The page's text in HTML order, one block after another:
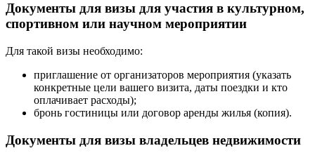
Документы для визы для участия в культурном,
спортивном или научном мероприятии
Для такой визы необходимо:
приглашение от организаторов мероприятия (указать
конкретные цели вашего визита, даты поездки и кто
оплачивает расходы);
бронь гостиницы или договор аренды жилья (копия).
Документы для визы владельцев недвижимости